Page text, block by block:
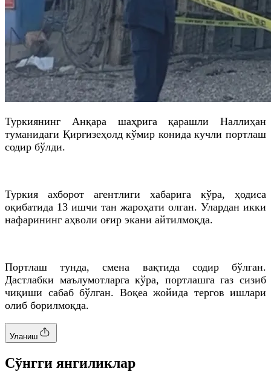
Туркиянинг Анқара шаҳрига қарашли Наллиҳан
туманидаги Қирғизеҳолд кўмир конида кучли портлаш
содир бўлди.
Туркия ахборот агентлиги хабарига кўра, ҳодиса
оқибатида 13 ишчи тан жароҳати олган. Улардан икки
нафарининг аҳволи оғир экани айтилмоқда.
Портлаш тунда, смена вақтида содир бўлган.
Дастлабки маълумотларга кўра, портлашга газ сизиб
чиқиши сабаб бўлган. Воқеа жойида тергов ишлари
олиб борилмоқда.
Уланиш
Cўнгги янгиликлар